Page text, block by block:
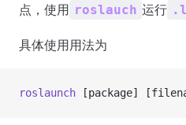
点，使用 roslauch 运行
具体使用用法为
roslaunch [package]